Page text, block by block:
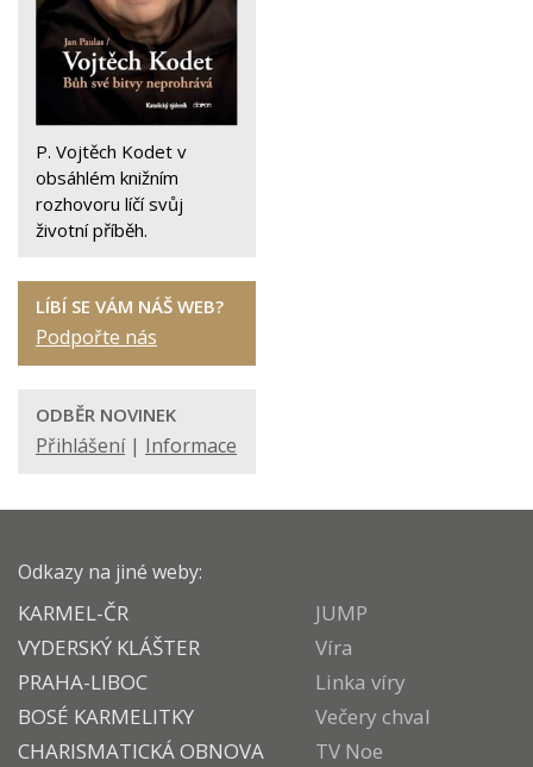
P. Vojtěch Kodet v
obsáhlém knižním
rozhovoru líčí svůj
životní příběh.
LÍBÍ SE VÁM NÁŠ WEB?
Podpořte nás
ODBĚR NOVINEK
Přihlášení| Informace
Odkazy na jiné weby:
KARMEL-ČR
VYDERSKÝ KLÁŠTER
PRAHA-LIBOC
BOSÉ KARMELITKY
CHARISMATICKÁ OBNOVA
JUMP
Víra
Linka víry
Večery chval
TV Noe